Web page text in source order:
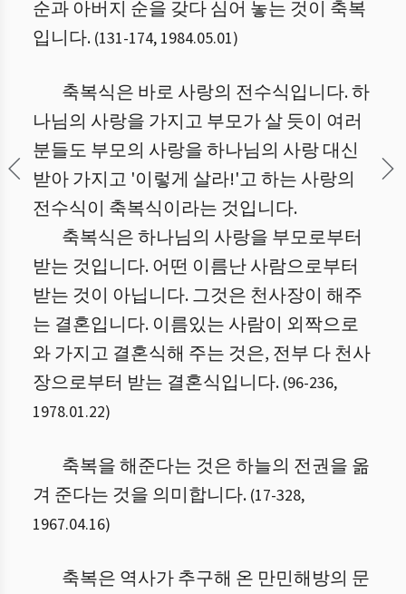
순과 아버지 순을 갖다 심어 놓는 것이 축복
입니다. (131-174, 1984.05.01)
축복식은 바로 사랑의 전수식입니다. 하
나님의 사랑을 가지고 부모가 살 듯이 여러
분들도 부모의 사랑을 하나님의 사랑 대신
받아 가지고 '이렇게 살라!'고 하는 사랑의
전수식이 축복식이라는 것입니다.
축복식은 하나님의 사랑을 부모로부터
받는 것입니다. 어떤 이름난 사람으로부터
받는 것이 아닙니다. 그것은 천사장이 해주
는 결혼입니다. 이름있는 사람이 외짝으로
와 가지고 결혼식해 주는 것은, 전부 다 천사
장으로부터 받는 결혼식입니다. (96-236,
1978.01.22)
축복을 해준다는 것은 하늘의 전권을 옮
겨 준다는 것을 의미합니다. (17-328,
1967.04.16)
축복은 역사가 추구해 온 만민해방의 문